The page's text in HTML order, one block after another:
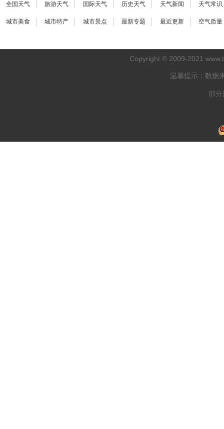
全国天气 旅游天气 国际天气 历史天气 天气新闻 天气常识
城市美食 城市特产 城市景点 最新专题 最近更新 空气质量
Copyright © 2009-2021
温馨提示：数据
部分